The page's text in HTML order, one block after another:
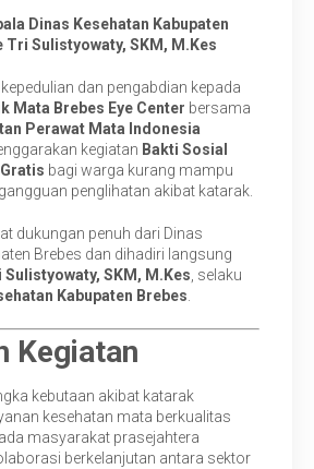
Dinas Kesehatan Kabupaten
Tri Sulistyowaty, SKM, M.Kes
dan pengabdian kepada
Mata Brebes Eye Center bersama
Perawat Mata Indonesia
kegiatan Bakti Sosial
bagi warga kurang mampu
penglihatan akibat katarak.
dukungan penuh dari Dinas
Brebes dan dihadiri langsung
Sulistyowaty, SKM, M.Kes, selaku
Kabupaten Brebes.
Kegiatan
kebutaan akibat katarak
kesehatan mata berkualitas
masyarakat prasejahtera
berkelanjutan antara sektor